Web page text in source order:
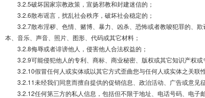
3.2.5破坏国家宗教政策，宣扬邪教和封建迷信的；
3.2.6散布谣言，扰乱社会秩序，破坏社会稳定的；
3.2.7散布淫秽、色情、赌博、暴力、凶杀、恐怖或者教唆犯罪的、欺
本、音乐、声音、照片、图形、代码或其它材料；
3.2.8侮辱或者诽谤他人，侵害他人合法权益的；
3.2.9可能侵犯他人的专利、商标、商业秘密、版权或其它知识产权或
3.2.10假冒任何人或实体或以其它方式歪曲您与任何人或实体之关联
3.2.11未经我们同意而擅自提供的促销信息、政治活动、广告或意见
3.2.12任何第三方的私人信息，包括但不限于地址、电话号码、电子